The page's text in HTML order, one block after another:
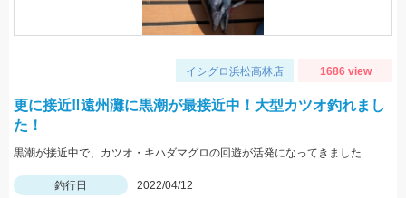
イシグロ浜松高林店 1686 view
更に接近‼遠州灘に黒潮が最接近中！大型カツオ釣れまし
た！
黒潮が接近中で、カツオ・キハダマグロの回遊が活発になってきました。今回のカツオの群れは大型中心で、５ｋｇ前後中心です。しっかりしたタックルを用意しましょう。
釣行日
2022/04/12